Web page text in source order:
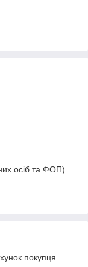
осіб та ФОП)
покупця